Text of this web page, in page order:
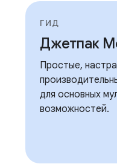
ГИД
Джетпак
Простые,
для основных
возможностей.